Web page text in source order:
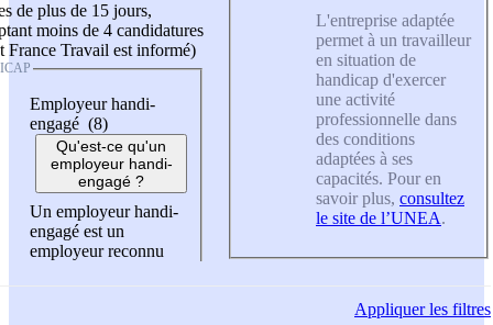
de plus de 15 jours,
moins de 4 candidatures
France Travail est informé)
Employeur handi-
engagé (8)
Qu'est-ce qu'un
employeur handi-
engagé ?
Un employeur handi-
engagé est un
employeur reconnu
L'entreprise adaptée
permet à un travailleur
en situation de
handicap d'exercer
une activité
professionnelle dans
des conditions
adaptées à ses
capacités. Pour en
savoir plus, consultez
le site de l’UNEA.
Appliquerles filtres